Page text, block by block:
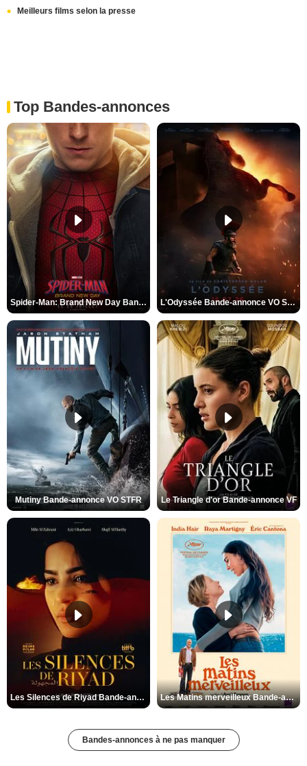
Meilleurs films selon la presse
Top Bandes-annonces
Spider-Man: Brand New Day Bande-annonce VO STFR L'Odyssée Bande-annonce VO STFR
Mutiny Bande-annonce VO STFR Le Triangle d'or Bande-annonce VF
Les Silences de Riyad Bande-annonce VO STFR Les Matins merveilleux Bande-annonce VF
Bandes-annonces à ne pas manquer